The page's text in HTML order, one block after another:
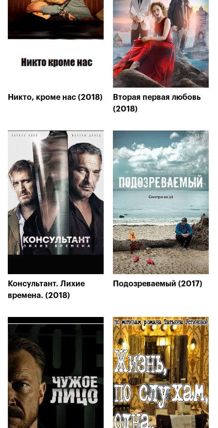
Никто, кроме нас (2018)
Вторая первая любовь
(2018)
Консультант. Лихие
времена. (2018)
Подозреваемый (2017)